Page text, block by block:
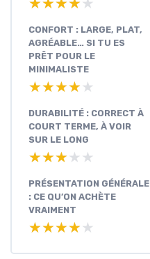
CONFORT : LARGE, PLAT,
AGRÉABLE… SI TU ES
PRÊT POUR LE
MINIMALISTE
★★★★★
★★★★★
DURABILITÉ : CORRECT À
COURT TERME, À VOIR
SUR LE LONG
★★★★★
★★★★★
PRÉSENTATION GÉNÉRALE
: CE QU’ON ACHÈTE
VRAIMENT
★★★★★
★★★★★